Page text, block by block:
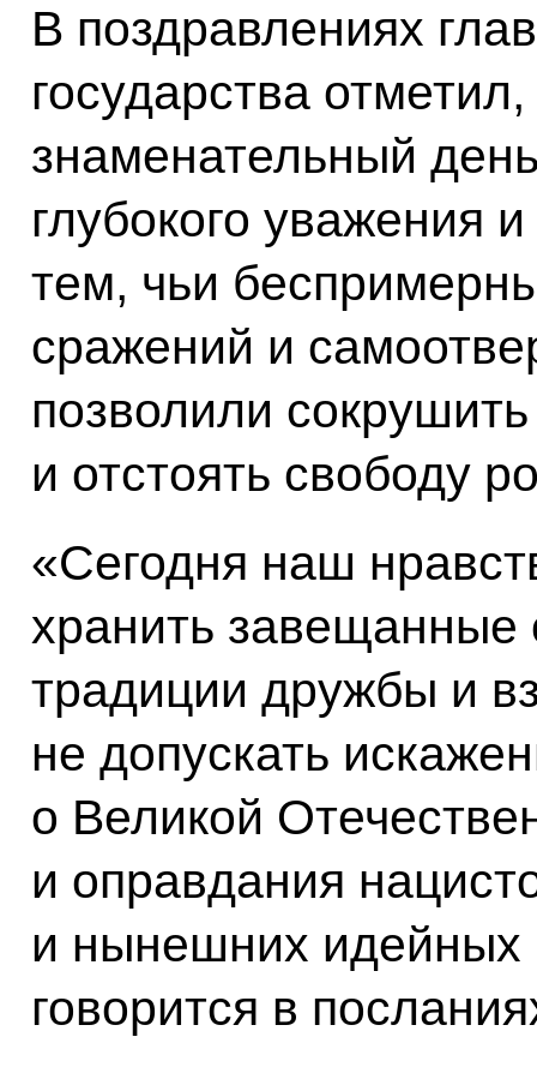
В поздравлениях
государства отметил,
знаменательный
глубокого уважения
тем, чьи
сражений и
позволили
и отстоять свободу
«Сегодня наш
хранить
традиции дружбы и
не допускать
о Великой
и оправдания
и нынешних идейных
говорится в